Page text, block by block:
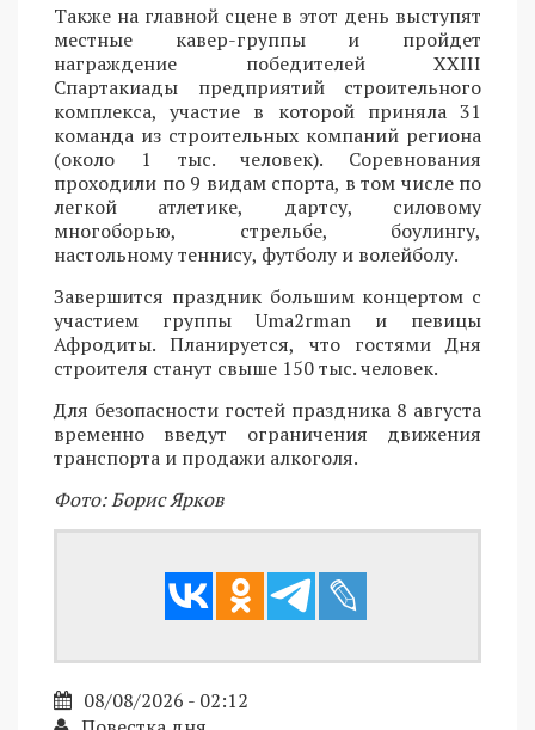
Также на главной сцене в этот день выступят
местные кавер-группы и пройдет
награждение победителей XXIII
Спартакиады предприятий строительного
комплекса, участие в которой приняла 31
команда из строительных компаний региона
(около 1 тыс. человек). Соревнования
проходили по 9 видам спорта, в том числе по
легкой атлетике, дартсу, силовому
многоборью, стрельбе, боулингу,
настольному теннису, футболу и волейболу.
Завершится праздник большим концертом с
участием группы Uma2rman и певицы
Афродиты. Планируется, что гостями Дня
строителя станут свыше 150 тыс. человек.
Для безопасности гостей праздника 8 августа
временно введут ограничения движения
транспорта и продажи алкоголя.
Фото: Борис Ярков
08/08/2026 - 02:12